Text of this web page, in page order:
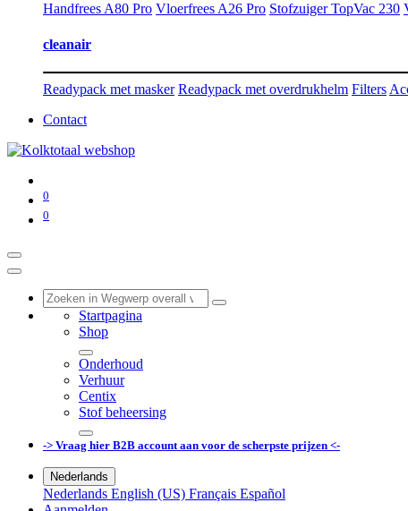
Handfrees A80 Pro Vloerfrees A26 Pro Stofzuiger TopVac 230
cleanair
Readypack met masker Readypack met overdrukhelm Filters
Contact
0
0
Startpagina
Shop
Onderhoud
Verhuur
Centix
Stof beheersing
-> Vraag hier B2B account aan voor de scherpste prijzen <-
Nederlands
Nederlands English (US) Français Español